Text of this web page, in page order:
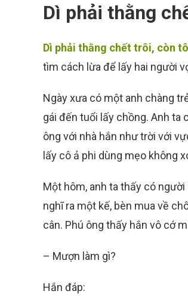
Dì phải thằng
Dì phải thằng chết trôi, còn
tìm cách lừa để lấy hai người
Ngày xưa có một anh chàng
gái đến tuổi lấy chồng. Anh ta
ông với nhà hắn như trời với
lấy cô ả phi dùng mẹo không
Một hôm, anh ta thấy có
nghĩ ra một kế, bèn mua về
cân. Phú ông thấy hắn vô cớ
– Mượn làm gì?
Hắn đáp: